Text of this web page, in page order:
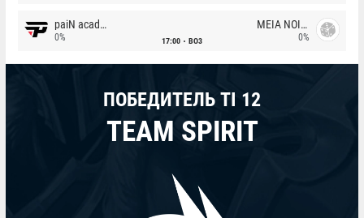
paiN academy
0% 17:00 BO3
MEIA NOITE
0%
ПОБЕДИТЕЛЬ TI 12
TEAM SPIRIT